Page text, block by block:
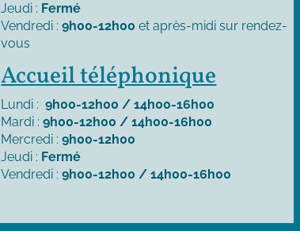
Jeudi : Fermé
Vendredi :9h00-12h00 et après-midi sur rendez-
vous
Accueil téléphonique
Lundi :9h00-12h00 / 14h00-16h00
Mardi :9h00-12h00 / 14h00-16h00
Mercredi :9h00-12h00
Jeudi : Fermé
Vendredi :9h00-12h00 / 14h00-16h00